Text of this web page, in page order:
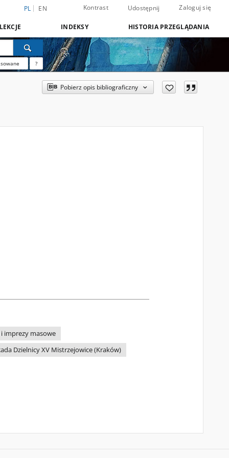
PL EN Kontrast Udostępnij Zaloguj się
INDEKSY HISTORIA PRZEGLĄDANIA
?
Pobierz opis bibliograficzny
imprezy masowe
Dzielnicy XV Mistrzejowice (Kraków)